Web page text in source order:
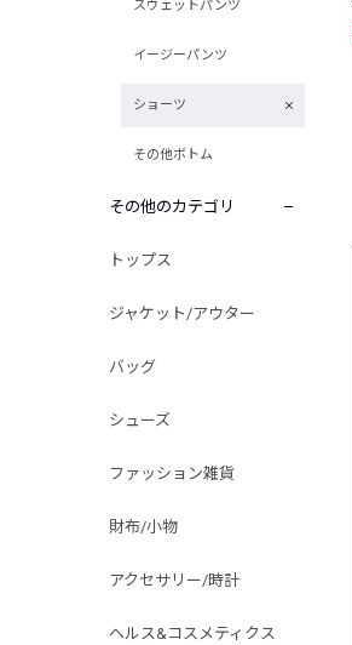
スウェットパンツ
イージーパンツ
ショーツ
その他ボトム
その他のカテゴリ
トップス
ジャケット/アウター
バッグ
シューズ
ファッション雑貨
財布/小物
アクセサリー/時計
ヘルス&コスメティクス